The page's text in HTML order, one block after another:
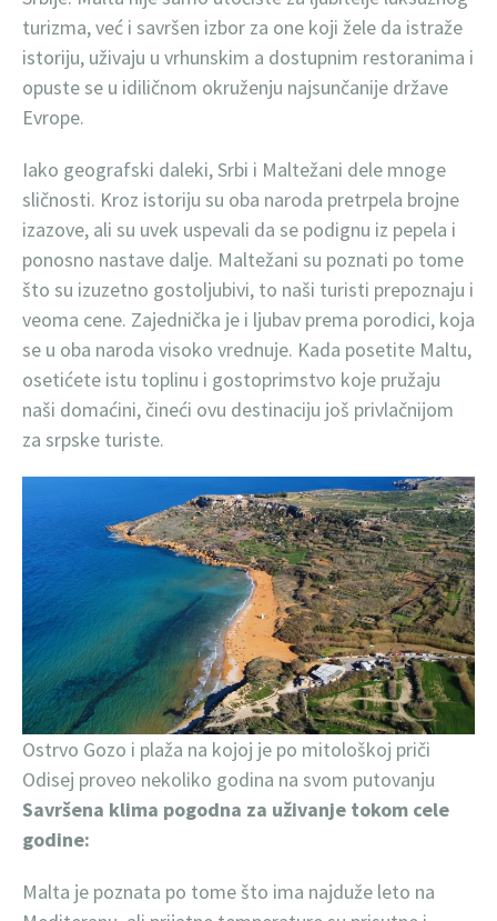
turizma, već i savršen izbor za one koji žele da istraže
istoriju, uživaju u vrhunskim a dostupnim restoranima i
opuste se u idiličnom okruženju najsunčanije države
Evrope.
Iako geografski daleki, Srbi i Maltežani dele mnoge
sličnosti. Kroz istoriju su oba naroda pretrpela brojne
izazove, ali su uvek uspevali da se podignu iz pepela i
ponosno nastave dalje. Maltežani su poznati po tome
što su izuzetno gostoljubivi, to naši turisti prepoznaju i
veoma cene. Zajednička je i ljubav prema porodici, koja
se u oba naroda visoko vrednuje. Kada posetite Maltu,
osetićete istu toplinu i gostoprimstvo koje pružaju
naši domaćini, čineći ovu destinaciju još privlačnijom
za srpske turiste.
Ostrvo Gozo i plaža na kojoj je po mitološkoj priči
Odisej proveo nekoliko godina na svom putovanju
Savršena klima pogodna za uživanje tokom cele
godine:
Malta je poznata po tome što ima najduže leto na